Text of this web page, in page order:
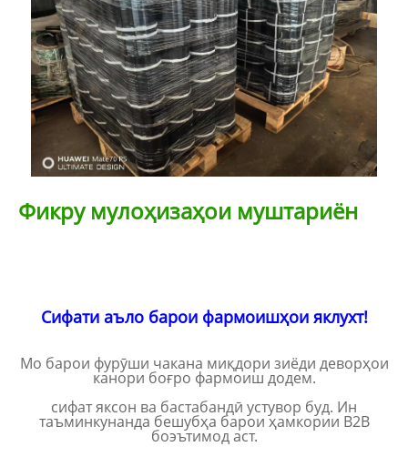
Фикру мулоҳизаҳои муштариён
Сифати аъло барои фармоишҳои яклухт!
Мо барои фурӯши чакана миқдори зиёди деворҳои
канори боғро фармоиш додем.
сифат яксон ва бастабандӣ устувор буд. Ин
таъминкунанда бешубҳа барои ҳамкории B2B
боэътимод аст.